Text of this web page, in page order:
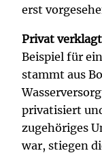
erst
Privat
Beispiel für
stammt aus
privatisiert
zugehöriges
war, stiegen